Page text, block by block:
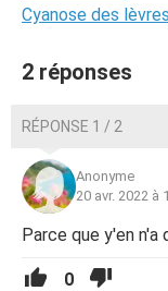
Cyanose des lèvres
2 réponses
RÉPONSE 1 / 2
Anonyme
20 avr. 2022 à
Parce que y'en n'a
0